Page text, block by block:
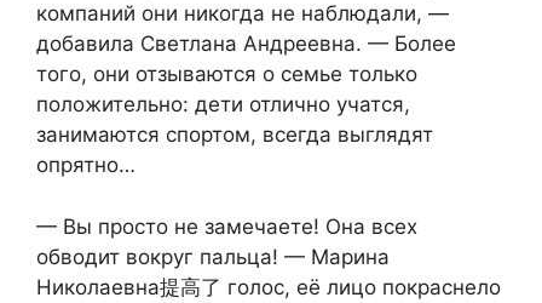
компаний они никогда не наблюдали, —
добавила Светлана Андреевна. — Более
того, они отзываются о семье только
положительно: дети отлично учатся,
занимаются спортом, всегда выглядят
опрятно…
— Вы просто не замечаете! Она всех
обводит вокруг пальца! — Марина
Николаевна提高了 голос, её лицо покраснело